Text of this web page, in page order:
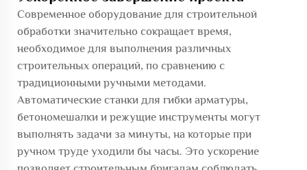
Современное оборудование для строительной
обработки значительно сокращает время,
необходимое для выполнения различных
строительных операций, по сравнению с
традиционными ручными методами.
Автоматические станки для гибки арматуры,
бетономешалки и режущие инструменты могут
выполнять задачи за минуты, на которые при
ручном труде уходили бы часы. Это ускорение